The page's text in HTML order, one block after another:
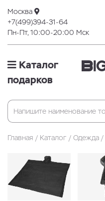
Москва
+7(499)394-31-64
Пн-Пт, 10:00-20:00 Мск
Каталог
подарков
Главная Каталог Одежда